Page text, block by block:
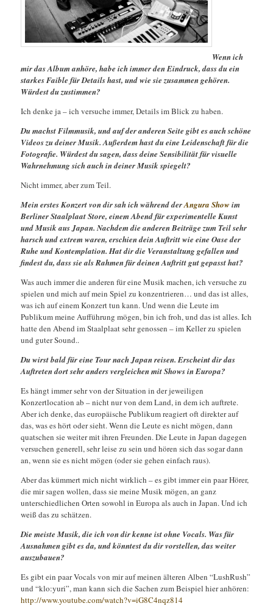
Wenn ich
mir das Album anhöre, habe ich immer den Eindruck, dass du ein
starkes Faible für Details hast, und wie sie zusammen gehören.
Würdest du zustimmen?
Ich denke ja – ich versuche immer, Details im Blick zu haben.
Du machst Filmmusik, und auf der anderen Seite gibt es auch schöne
Videos zu deiner Musik. Außerdem hast du eine Leidenschaft für die
Fotografie. Würdest du sagen, dass deine Sensibilität für visuelle
Wahrnehmung sich auch in deiner Musik spiegelt?
Nicht immer, aber zum Teil.
Mein erstes Konzert von dir sah ich während derAngura Show im
Berliner Staalplaat Store, einem Abend für experimentelle Kunst
und Musik aus Japan. Nachdem die anderen Beiträge zum Teil sehr
harsch und extrem waren, erschien dein Auftritt wie eine Oase der
Ruhe und Kontemplation. Hat dir die Veranstaltung gefallen und
findest du, dass sie als Rahmen für deinen Auftritt gut gepasst hat?
Was auch immer die anderen für eine Musik machen, ich versuche zu
spielen und mich auf mein Spiel zu konzentrieren… und das ist alles,
was ich auf einem Konzert tun kann. Und wenn die Leute im
Publikum meine Aufführung mögen, bin ich froh, und das ist alles. Ich
hatte den Abend im Staalplaat sehr genossen – im Keller zu spielen
und guter Sound..
Du wirst bald für eine Tour nach Japan reisen. Erscheint dir das
Auftreten dort sehr anders vergleichen mit Shows in Europa?
Es hängt immer sehr von der Situation in der jeweiligen
Konzertlocation ab – nicht nur von dem Land, in dem ich auftrete.
Aber ich denke, das europäische Publikum reagiert oft direkter auf
das, was es hört oder sieht. Wenn die Leute es nicht mögen, dann
quatschen sie weiter mit ihren Freunden. Die Leute in Japan dagegen
versuchen generell, sehr leise zu sein und hören sich das sogar dann
an, wenn sie es nicht mögen (oder sie gehen einfach raus).
Aber das kümmert mich nicht wirklich – es gibt immer ein paar Hörer,
die mir sagen wollen, dass sie meine Musik mögen, an ganz
unterschiedlichen Orten sowohl in Europa als auch in Japan. Und ich
weiß das zu schätzen.
Die meiste Musik, die ich von dir kenne ist ohne Vocals. Was für
Ausnahmen gibt es da, und könntest du dir vorstellen, das weiter
auszubauen?
Es gibt ein paar Vocals von mir auf meinen älteren Alben “LushRush”
und “klo:yuri”, man kann sich die Sachen zum Beispiel hier anhören:
http://www.youtube.com/watch?v=iG8C4nqz814